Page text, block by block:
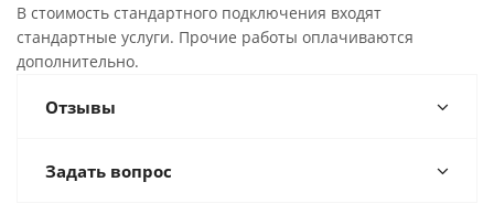
В стоимость стандартного подключения входят
стандартные услуги. Прочие работы оплачиваются
дополнительно.
Отзывы
Задать вопрос